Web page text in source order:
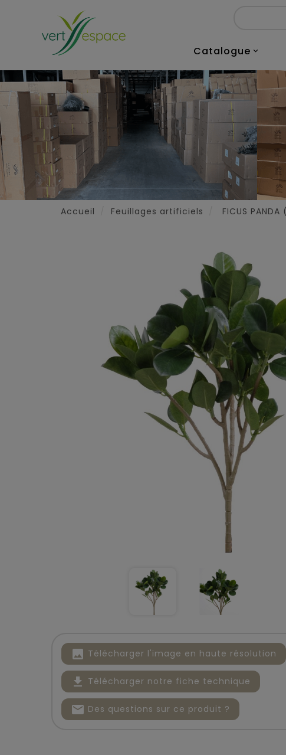

Catalogue
Accueil Feuillages artificiels FICUS PANDA
image Télécharger l'image en haute résolution
file_download Télécharger notre fiche technique
mail Des questions sur ce produit ?